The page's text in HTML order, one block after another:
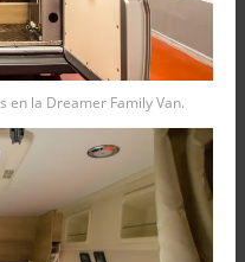
en la Dreamer Family Van.